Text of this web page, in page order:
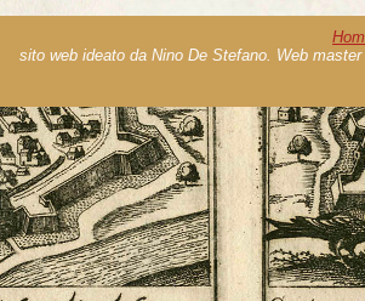
sito web ideato da Nino De Stefano. Web